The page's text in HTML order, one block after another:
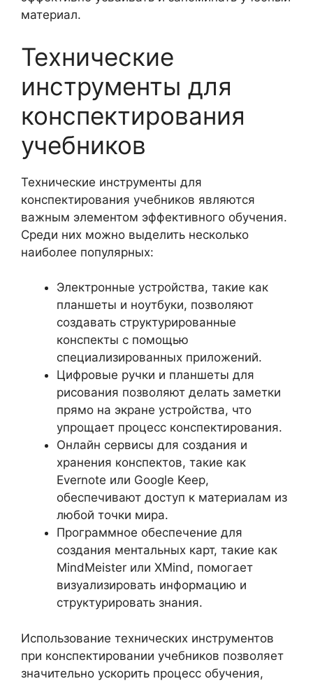
материал.
Технические
инструменты для
конспектирования
учебников
Технические инструменты для
конспектирования учебников являются
важным элементом эффективного обучения.
Среди них можно выделить несколько
наиболее популярных:
Электронные устройства, такие как
планшеты и ноутбуки, позволяют
создавать структурированные
конспекты с помощью
специализированных приложений.
Цифровые ручки и планшеты для
рисования позволяют делать заметки
прямо на экране устройства, что
упрощает процесс конспектирования.
Онлайн сервисы для создания и
хранения конспектов, такие как
Evernote или Google Keep,
обеспечивают доступ к материалам из
любой точки мира.
Программное обеспечение для
создания ментальных карт, такие как
MindMeister или XMind, помогает
визуализировать информацию и
структурировать знания.
Использование технических инструментов
при конспектировании учебников позволяет
значительно ускорить процесс обучения,